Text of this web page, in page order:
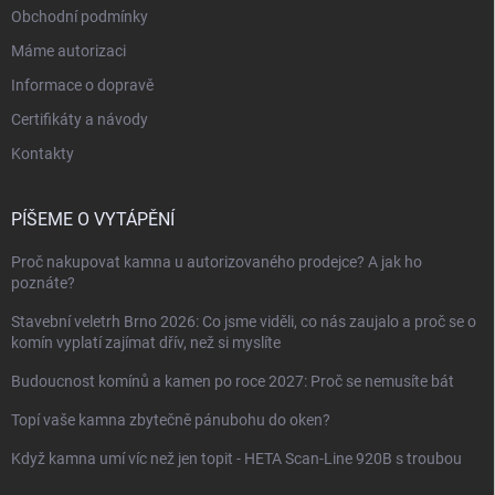
Obchodní podmínky
Máme autorizaci
Informace o dopravě
Certifikáty a návody
Kontakty
PÍŠEME O VYTÁPĚNÍ
Proč nakupovat kamna u autorizovaného prodejce? A jak ho
poznáte?
Stavební veletrh Brno 2026: Co jsme viděli, co nás zaujalo a proč se o
komín vyplatí zajímat dřív, než si myslíte
Budoucnost komínů a kamen po roce 2027: Proč se nemusíte bát
Topí vaše kamna zbytečně pánubohu do oken?
Když kamna umí víc než jen topit - HETA Scan-Line 920B s troubou